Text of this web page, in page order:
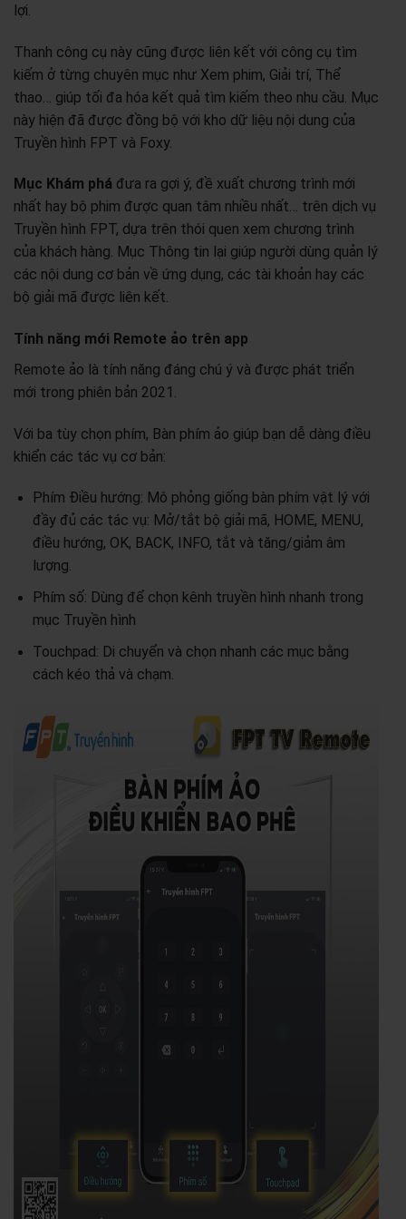
lợi.
Thanh công cụ này cũng được liên kết với công cụ tìm
kiếm ở từng chuyên mục như Xem phim, Giải trí, Thể
thao… giúp tối đa hóa kết quả tìm kiếm theo nhu cầu. Mục
này hiện đã được đồng bộ với kho dữ liệu nội dung của
Truyền hình FPT và Foxy.
Mục Khám phá đưa ra gợi ý, đề xuất chương trình mới
nhất hay bộ phim được quan tâm nhiều nhất… trên dịch vụ
Truyền hình FPT, dựa trên thói quen xem chương trình
của khách hàng. Mục Thông tin lại giúp người dùng quản lý
các nội dung cơ bản về ứng dụng, các tài khoản hay các
bộ giải mã được liên kết.
Tính năng mới Remote ảo trên app
Remote ảo là tính năng đáng chú ý và được phát triển
mới trong phiên bản 2021.
Với ba tùy chọn phím, Bàn phím ảo giúp bạn dễ dàng điều
khiển các tác vụ cơ bản:
Phím Điều hướng: Mô phỏng giống bàn phím vật lý với
đầy đủ các tác vụ: Mở/tắt bộ giải mã, HOME, MENU,
điều hướng, OK, BACK, INFO, tắt và tăng/giảm âm
lượng.
Phím số: Dùng để chọn kênh truyền hình nhanh trong
mục Truyền hình
Touchpad: Di chuyển và chọn nhanh các mục bằng
cách kéo thả và chạm.